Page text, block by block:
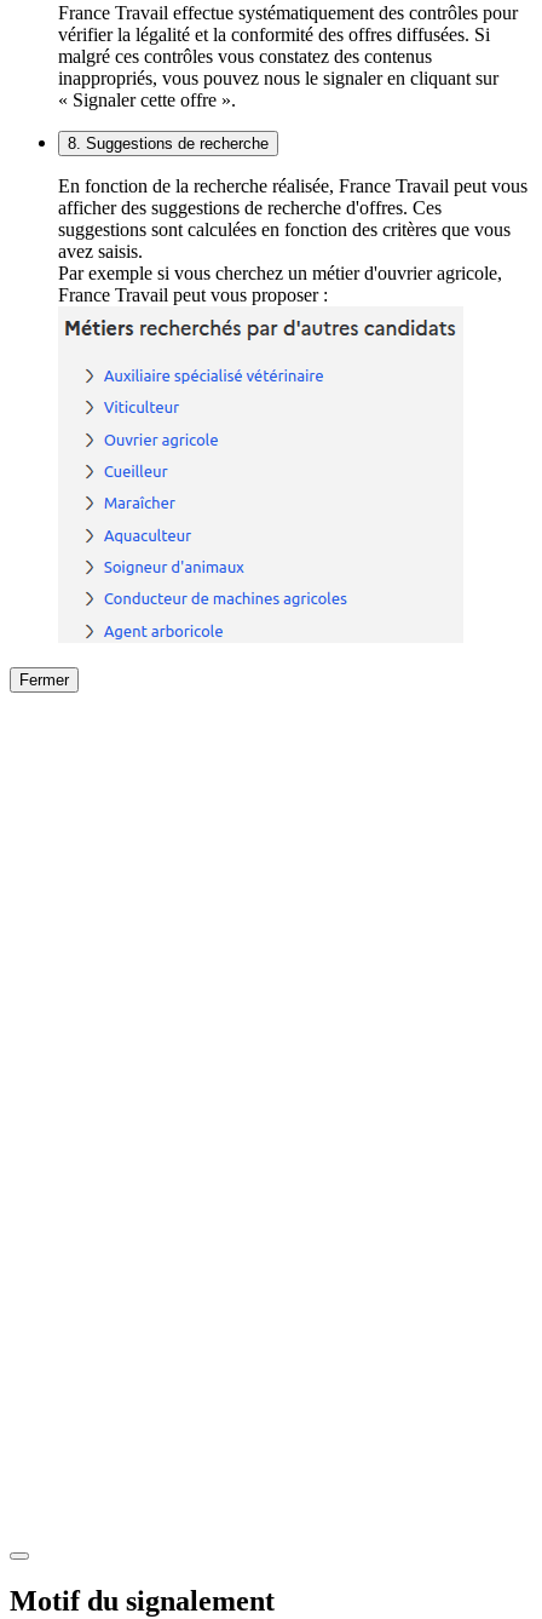
France Travail effectue systématiquement des contrôles pour
vérifier la légalité et la conformité des offres diffusées. Si
malgré ces contrôles vous constatez des contenus
inappropriés, vous pouvez nous le signaler en cliquant sur
« Signaler cette offre ».
8. Suggestions de recherche
En fonction de la recherche réalisée, France Travail peut vous
afficher des suggestions de recherche d'offres. Ces
suggestions sont calculées en fonction des critères que vous
avez saisis.
Par exemple si vous cherchez un métier d'ouvrier agricole,
France Travail peut vous proposer :
Fermer
Motif du signalement